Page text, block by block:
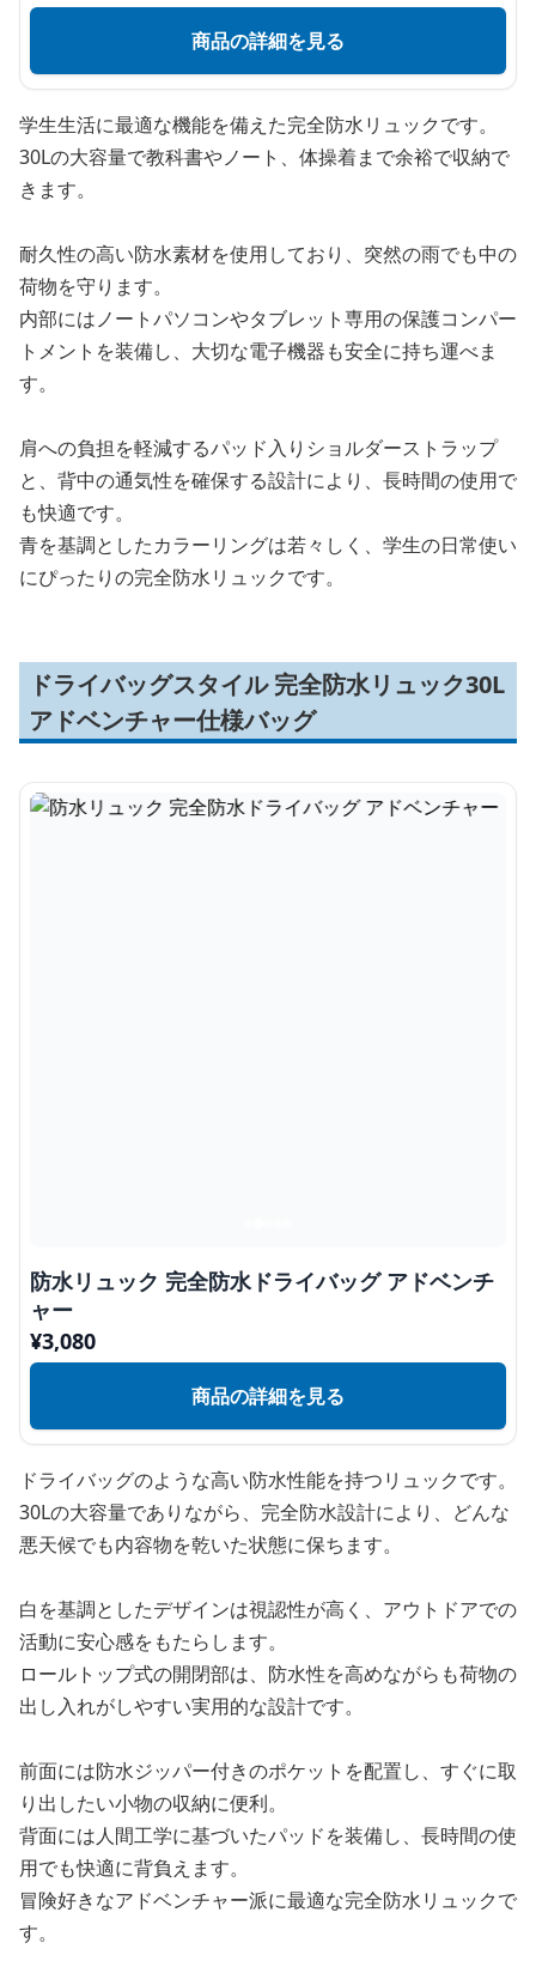
商品の詳細を見る
学生生活に最適な機能を備えた完全防水リュックです。
30Lの大容量で教科書やノート、体操着まで余裕で収納で
きます。
耐久性の高い防水素材を使用しており、突然の雨でも中の
荷物を守ります。
内部にはノートパソコンやタブレット専用の保護コンパー
トメントを装備し、大切な電子機器も安全に持ち運べま
す。
肩への負担を軽減するパッド入りショルダーストラップ
と、背中の通気性を確保する設計により、長時間の使用で
も快適です。
青を基調としたカラーリングは若々しく、学生の日常使い
にぴったりの完全防水リュックです。
ドライバッグスタイル 完全防水リュック30L
アドベンチャー仕様バッグ
防水リュック 完全防水ドライバッグ アドベンチ
ャー
¥3,080
商品の詳細を見る
ドライバッグのような高い防水性能を持つリュックです。
30Lの大容量でありながら、完全防水設計により、どんな
悪天候でも内容物を乾いた状態に保ちます。
白を基調としたデザインは視認性が高く、アウトドアでの
活動に安心感をもたらします。
ロールトップ式の開閉部は、防水性を高めながらも荷物の
出し入れがしやすい実用的な設計です。
前面には防水ジッパー付きのポケットを配置し、すぐに取
り出したい小物の収納に便利。
背面には人間工学に基づいたパッドを装備し、長時間の使
用でも快適に背負えます。
冒険好きなアドベンチャー派に最適な完全防水リュックで
す。